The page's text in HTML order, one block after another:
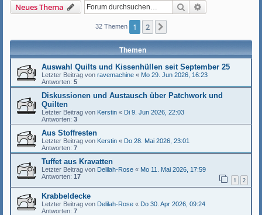
Neues Thema Suche
32 Themen 1 2
Themen
Auswahl Quilts und Kissenhüllen seit September 25
Letzter Beitrag von ravemachine « Mo 29. Jun 2026, 16:23
Antworten: 5
Diskussionen und Austausch über Patchwork und
Quilten
Letzter Beitrag von Kerstin « Di 9. Jun 2026, 22:03
Antworten: 3
Aus Stoffresten
Letzter Beitrag von Kerstin « Do 28. Mai 2026, 23:01
Antworten: 7
Tuffet aus Kravatten
Letzter Beitrag von Delilah-Rose « Mo 11. Mai 2026, 17:59
Antworten: 17 1 2
Krabbeldecke
Letzter Beitrag von Delilah-Rose « Do 30. Apr 2026, 09:24
Antworten: 7